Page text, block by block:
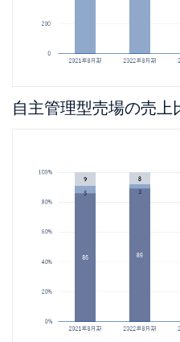
自主管理型売場の売上